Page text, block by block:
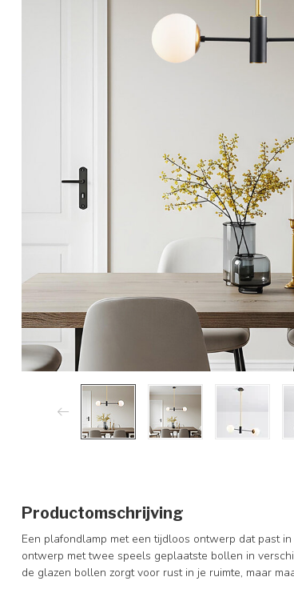
Productomschrijving
Een plafondlamp met een tijdloos ontwerp dat past
ontwerp met twee speels geplaatste bollen in
de glazen bollen zorgt voor rust in je ruimte, maar